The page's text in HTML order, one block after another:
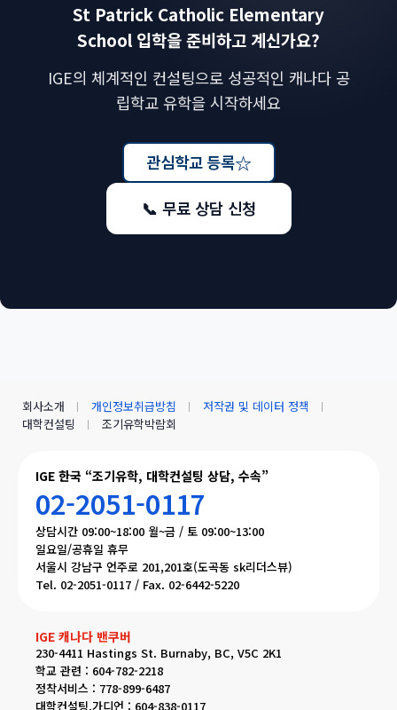
St Patrick Catholic Elementary
School 입학을 준비하고 계신가요?
IGE의 체계적인 컨설팅으로 성공적인 캐나다 공
립학교 유학을 시작하세요
관심학교 등록☆
📞 무료 상담 신청
IGE 한국 “조기유학, 대학컨설팅 상담, 수속”
02-2051-0117
상담시간 09:00~18:00 월~금 / 토 09:00~13:00
일요일/공휴일 휴무
서울시 강남구 언주로 201,201호(도곡동 sk리더스뷰)
Tel. 02-2051-0117 / Fax. 02-6442-5220
IGE 캐나다 밴쿠버
230-4411 Hastings St. Burnaby, BC, V5C 2K1
학교 관련 : 604-782-2218
정착서비스 : 778-899-6487
대학컨설팅,가디언 : 604-838-0117
회사소개 개인정보취급방침
저작권 및 데이터 정책
대학컨설팅
조기유학박람회